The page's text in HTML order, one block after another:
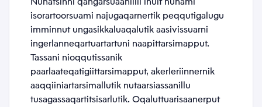
isorartoorsuami najugaqarnertik peqqutigalugu
imminnut ungasikkaluaqalutik aasivissuarni
ingerlanneqartuartartuni naapittarsimapput.
Tassani nioqqutissanik
paarlaateqatigiittarsimapput, akerleriinnernik
aaqqiiniartarsimallutik nutaarsiassanillu
tusagassaqartitsisarlutik. Oqaluttuarisaanerput
Telefonnormu